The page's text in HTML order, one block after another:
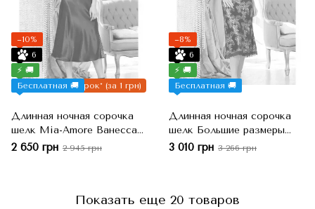
Подарок* (за 1 грн)
−10%
6
⚡ 🚚
Бесплатная 🚚
Длинная ночная сорочка
шелк Mia-Amore Ванесса
3775, 4XL
2 650 грн 2 945 грн
−8%
6
⚡ 🚚
Бесплатная 🚚
Длинная ночная сорочка
шелк Большие размеры
Mia-Amore Ванесса 3778, L
3 010 грн 3 266 грн
Показать еще 20 товаров